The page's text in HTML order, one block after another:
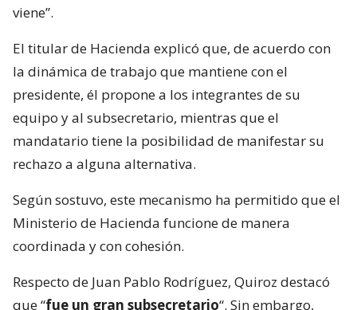
viene”.
El titular de Hacienda explicó que, de acuerdo con
la dinámica de trabajo que mantiene con el
presidente, él propone a los integrantes de su
equipo y al subsecretario, mientras que el
mandatario tiene la posibilidad de manifestar su
rechazo a alguna alternativa.
Según sostuvo, este mecanismo ha permitido que el
Ministerio de Hacienda funcione de manera
coordinada y con cohesión.
Respecto de Juan Pablo Rodríguez, Quiroz destacó
que “fue un gran subsecretario“. Sin embargo,